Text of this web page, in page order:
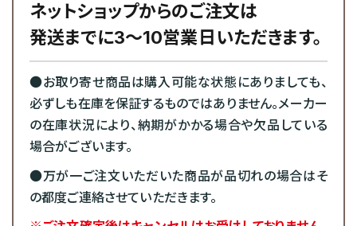
ネットショップからのご注文は
発送までに3～10営業日いただきます。
●お取り寄せ商品は購入可能な状態にありましても、
必ずしも在庫を保証するものではありません。メーカー
の在庫状況により、納期がかかる場合や欠品している
場合がございます。
●万が一ご注文いただいた商品が品切れの場合はそ
の都度ご連絡させていただきます。